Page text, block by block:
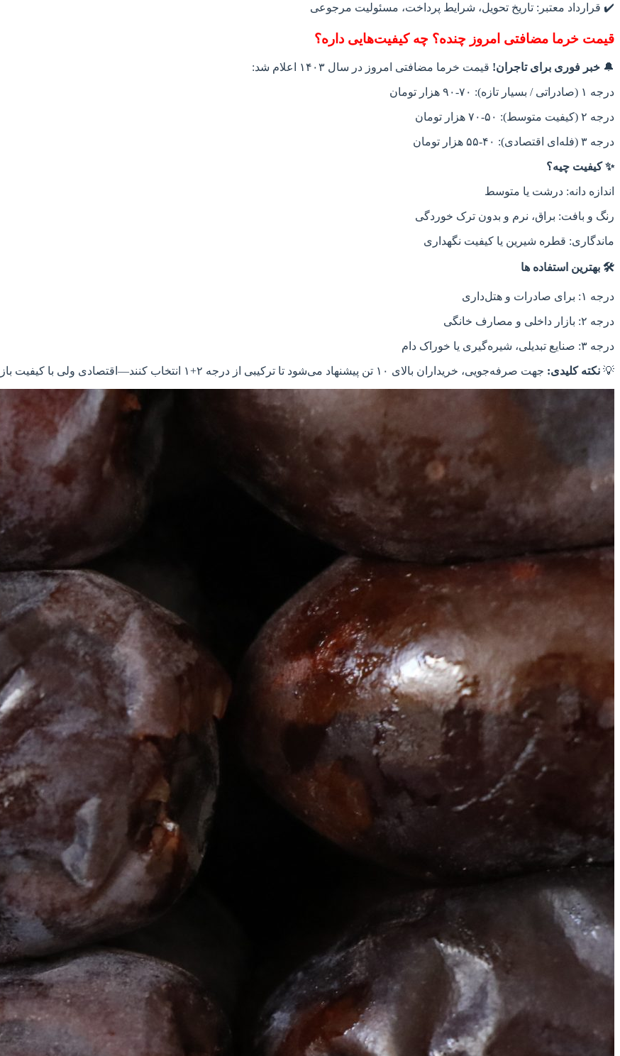
✔️ قرارداد معتبر: تاریخ تحویل، شرایط پرداخت، مسئولیت مرجوعی
قیمت خرما مضافتی امروز چنده؟ چه کیفیت‌هایی داره؟
🔔 خبر فوری برای تاجران! قیمت خرما مضافتی امروز در سال ۱۴۰۳ اعلام شد:
درجه ۱ (صادراتی / بسیار تازه): ۷۰‑۹۰ هزار تومان
درجه ۲ (کیفیت متوسط): ۵۰‑۷۰ هزار تومان
درجه ۳ (فله‌ای اقتصادی): ۴۰‑۵۵ هزار تومان
✨ کیفیت چیه؟
اندازه دانه: درشت یا متوسط
رنگ و بافت: براق، نرم و بدون ترک خوردگی
ماندگاری: قطره شیرین یا کیفیت نگهداری
🛠️ بهترین استفاده‌ ها
درجه ۱: برای صادرات و هتل‌داری
درجه ۲: بازار داخلی و مصارف خانگی
درجه ۳: صنایع تبدیلی، شیره‌گیری یا خوراک دام
💡 نکته کلیدی: جهت صرفه‌جویی، خریداران بالای ۱۰ تن پیشنهاد می‌شود تا ترکیبی از درجه ۲+۱ انتخاب کنند—اقتصادی ولی با کیفیت بازار پسند.